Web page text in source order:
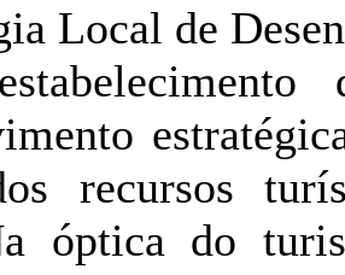
Local de
recursos
óptica do